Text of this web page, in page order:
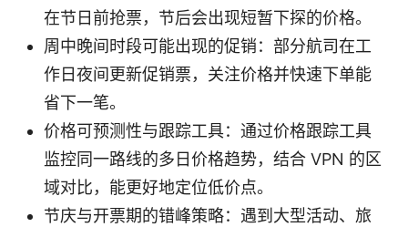
在节日前抢票，节后会出现短暂下探的价格。
周中晚间时段可能出现的促销：部分航司在工
作日夜间更新促销票，关注价格并快速下单能
省下一笔。
价格可预测性与跟踪工具：通过价格跟踪工具
监控同一路线的多日价格趋势，结合 VPN 的区
域对比，能更好地定位低价点。
节庆与开票期的错峰策略：遇到大型活动、旅